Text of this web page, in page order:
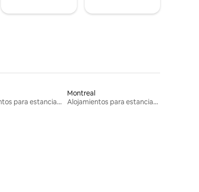
Alojamientos para estancias largas
Montreal
Alojamientos para estancias largas